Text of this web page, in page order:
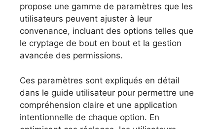
propose une gamme de paramètres que les
utilisateurs peuvent ajuster à leur
convenance, incluant des options telles que
le cryptage de bout en bout et la gestion
avancée des permissions.
Ces paramètres sont expliqués en détail
dans le guide utilisateur pour permettre une
compréhension claire et une application
intentionnelle de chaque option. En